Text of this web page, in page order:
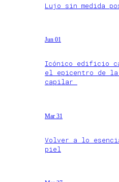
Lujo sin medida
Jun 01
Icónico edificio
el epicentro de
capilar
Mar 31
Volver a lo
piel